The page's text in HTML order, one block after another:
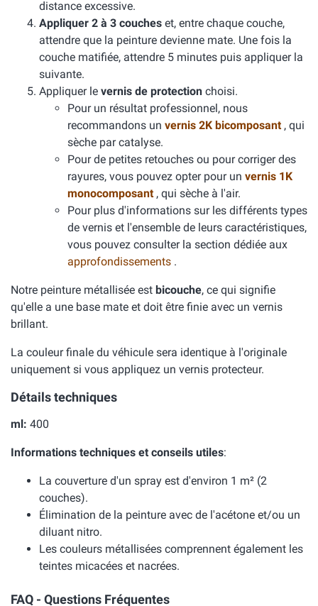
distance excessive.
Appliquer 2 à 3 couches et, entre chaque couche,
attendre que la peinture devienne mate. Une fois la
couche matifiée, attendre 5 minutes puis appliquer la
suivante.
Appliquer le vernis de protection choisi.
Pour un résultat professionnel, nous
recommandons un vernis 2K bicomposant , qui
sèche par catalyse.
Pour de petites retouches ou pour corriger des
rayures, vous pouvez opter pour un vernis 1K
monocomposant , qui sèche à l'air.
Pour plus d'informations sur les différents types
de vernis et l'ensemble de leurs caractéristiques,
vous pouvez consulter la section dédiée aux
approfondissements .
Notre peinture métallisée est bicouche, ce qui signifie
qu'elle a une base mate et doit être finie avec un vernis
brillant.
La couleur finale du véhicule sera identique à l'originale
uniquement si vous appliquez un vernis protecteur.
Détails techniques
ml: 400
Informations techniques et conseils utiles:
La couverture d'un spray est d'environ 1 m² (2
couches).
Élimination de la peinture avec de l'acétone et/ou un
diluant nitro.
Les couleurs métallisées comprennent également les
teintes micacées et nacrées.
FAQ - Questions Fréquentes